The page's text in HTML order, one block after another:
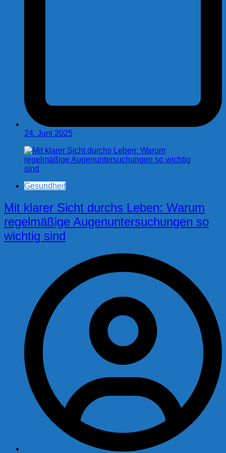
24. Juni 2025
Gesundheit
Mit klarer Sicht durchs Leben: Warum
regelmäßige Augenuntersuchungen so
wichtig sind